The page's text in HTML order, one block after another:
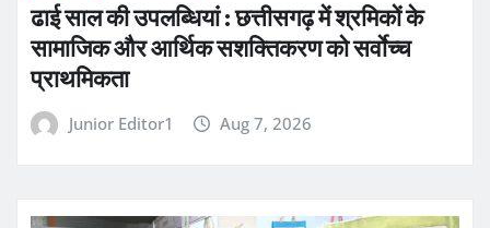
ढाई साल की उपलब्धियां : छत्तीसगढ़ में श्रमिकों के
सामाजिक और आर्थिक सशक्तिकरण को सर्वाेच्च
प्राथमिकता
Junior Editor1 Aug 7, 2026